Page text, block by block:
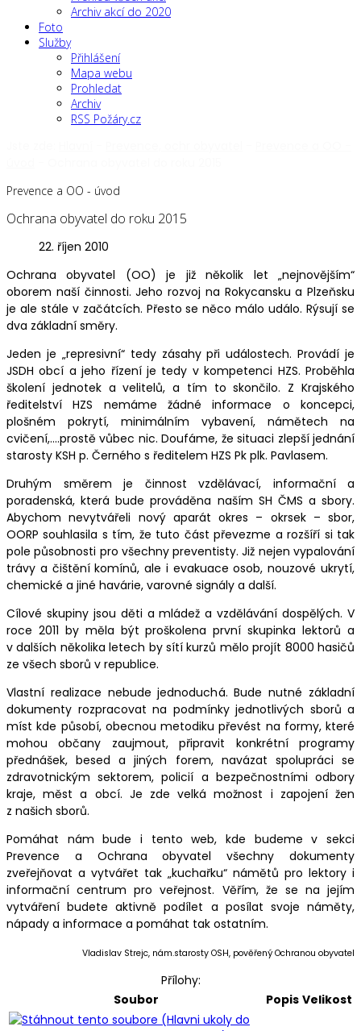
Archiv akcí do 2020
Foto
Služby
Přihlášení
Mapa webu
Prohledat
Archiv
RSS Požáry.cz
Prevence a OO - úvod
Ochrana obyvatel do roku 2015
22. říjen 2010
Ochrana obyvatel (OO) je již několik let „nejnovějším“
oborem naší činnosti. Jeho rozvoj na Rokycansku a Plzeňsku
je ale stále v začátcích. Přesto se něco málo událo. Rýsují se
dva základní směry.
Jeden je „represivní“ tedy zásahy při událostech. Provádí je
JSDH obcí a jeho řízení je tedy v kompetenci HZS. Proběhla
školení jednotek a velitelů, a tím to skončilo. Z Krajského
ředitelství HZS nemáme žádné informace o koncepci,
plošném pokrytí, minimálním vybavení, námětech na
cvičení,….prostě vůbec nic. Doufáme, že situaci zlepší jednání
starosty KSH p. Černého s ředitelem HZS Pk plk. Pavlasem.
Druhým směrem je činnost vzdělávací, informační a
poradenská, která bude prováděna naším SH ČMS a sbory.
Abychom nevytvářeli nový aparát okres – okrsek – sbor,
OORP souhlasila s tím, že tuto část převezme a rozšíří si tak
pole působnosti pro všechny preventisty. Již nejen vypalování
trávy a čištění komínů, ale i evakuace osob, nouzové ukrytí,
chemické a jiné havárie, varovné signály a další.
Cílové skupiny jsou děti a mládež a vzdělávání dospělých. V
roce 2011 by měla být proškolena první skupinka lektorů a
v dalších několika letech by sítí kurzů mělo projít 8000 hasičů
ze všech sborů v republice.
Vlastní realizace nebude jednoduchá. Bude nutné základní
dokumenty rozpracovat na podmínky jednotlivých sborů a
míst kde působí, obecnou metodiku převést na formy, které
mohou občany zaujmout, připravit konkrétní programy
přednášek, besed a jiných forem, navázat spolupráci se
zdravotnickým sektorem, policií a bezpečnostními odbory
kraje, měst a obcí. Je zde velká možnost i zapojení žen
z našich sborů.
Pomáhat nám bude i tento web, kde budeme v sekci
Prevence a Ochrana obyvatel všechny dokumenty
zveřejňovat a vytvářet tak „kuchařku“ námětů pro lektory i
informační centrum pro veřejnost. Věřím, že se na jejím
vytváření budete aktivně podílet a posílat svoje náměty,
nápady a informace a pomáhat tak ostatním.
Vladislav Strejc, nám.starosty OSH, pověřený Ochranou obyvatel
Přílohy:
Soubor
Popis Velikost